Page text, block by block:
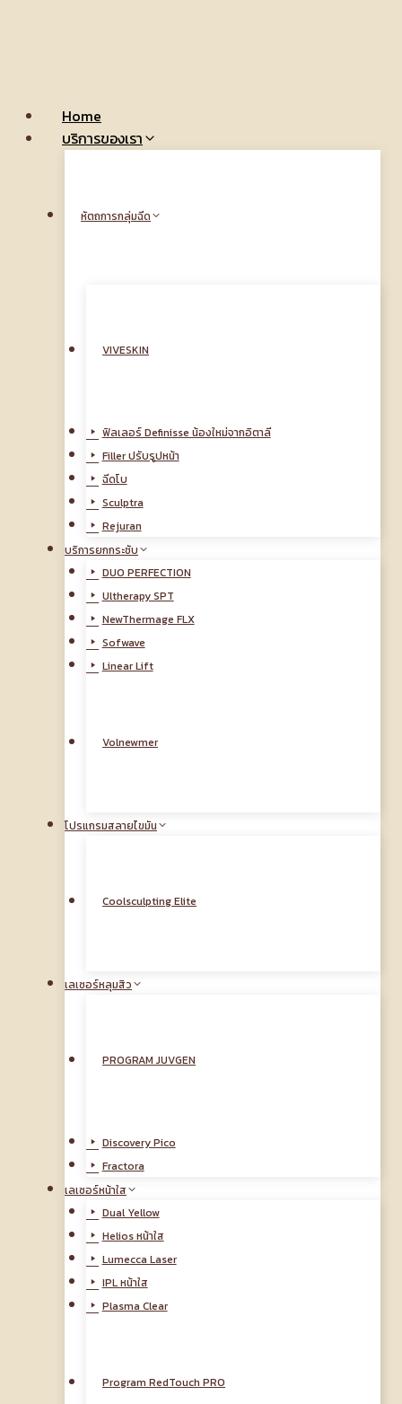
Home
บริการของเรา
หัตถการกลุ่มฉีด
VIVESKIN
ฟิลเลอร์ Definisse น้องใหม่จากอิตาลี
Filler ปรับรูปหน้า
ฉีดโบ
Sculptra
Rejuran
บริการยกกระชับ
DUO PERFECTION
Ultherapy SPT
NewThermage FLX
Sofwave
Linear Lift
Volnewmer
โปรแกรมสลายไขมัน
Coolsculpting Elite
เลเซอร์หลุมสิว
PROGRAM JUVGEN
Discovery Pico
Fractora
เลเซอร์หน้าใส
Dual Yellow
Helios หน้าใส
Lumecca Laser
IPL หน้าใส
Plasma Clear
Program RedTouch PRO